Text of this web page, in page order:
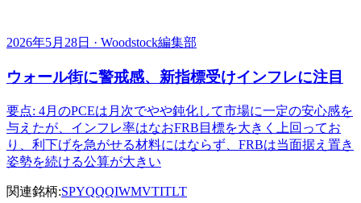
2026年5月28日 · Woodstock編集部
ウォール街に警戒感、新指標受けインフレに注目
要点: 4月のPCEは月次でやや鈍化して市場に一定の安心感を
与えたが、インフレ率はなおFRB目標を大きく上回ってお
り、利下げを急がせる材料にはならず、FRBは当面据え置き
姿勢を続ける公算が大きい
関連銘柄:SPYQQQIWMVTITLT